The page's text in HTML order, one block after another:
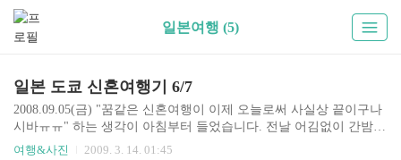
일본여행 (5)
일본 도쿄 신혼여행기 6/7
2008.09.05(금) "꿈같은 신혼여행이 이제 오늘로써 사실상 끝이구나
시바ㅠㅠ" 하는 생각이 아침부터 들었습니다. 전날 어김없이 간밤에
맥주를 하긴 했지만 그래도 오늘은 아침 일찍 일어나 츠키지로 갔습
여행&사진 2009. 3. 14. 01:45